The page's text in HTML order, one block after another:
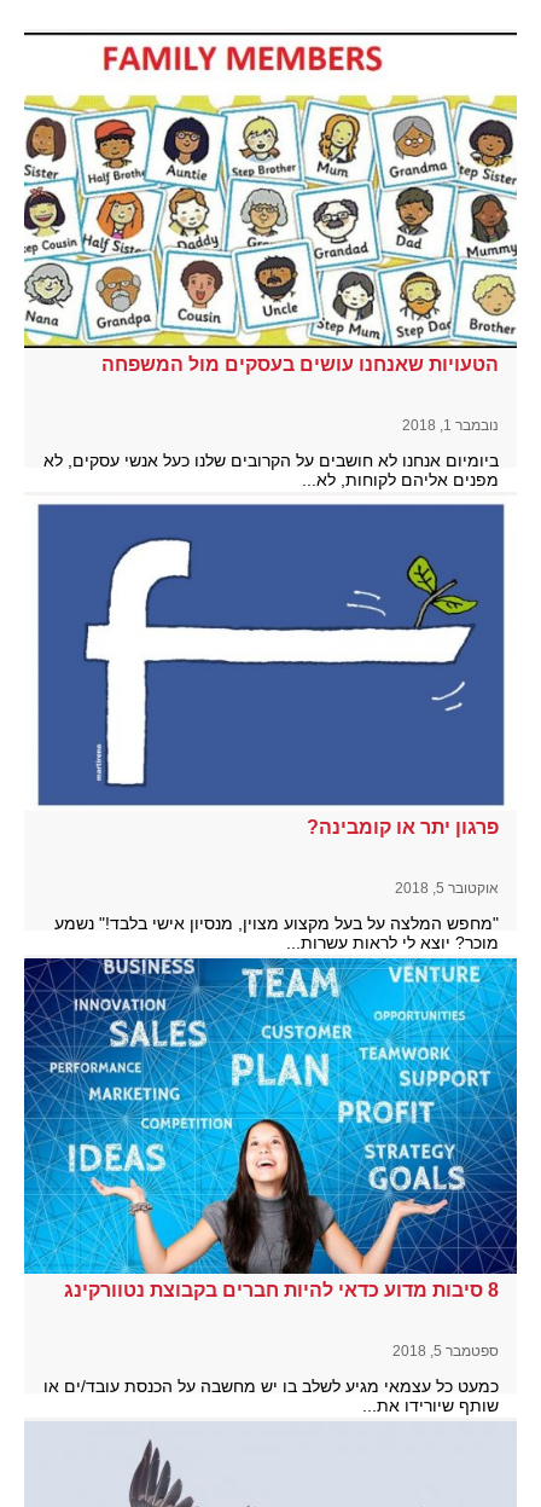
הטעויות שאנחנו עושים בעסקים מול המשפחה
נובמבר 1, 2018
ביומיום אנחנו לא חושבים על הקרובים שלנו כעל אנשי עסקים, לא
מפנים אליהם לקוחות, לא...
להמשך קריאה
פרגון יתר או קומבינה?
אוקטובר 5, 2018
"מחפש המלצה על בעל מקצוע מצוין, מנסיון אישי בלבד!" נשמע
מוכר? יוצא לי לראות עשרות...
להמשך קריאה
8 סיבות מדוע כדאי להיות חברים בקבוצת נטוורקינג
ספטמבר 5, 2018
כמעט כל עצמאי מגיע לשלב בו יש מחשבה על הכנסת עובד/ים או
שותף שיורידו את...